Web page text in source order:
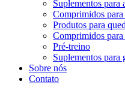
Suplementos para
Comprimidos para
Produtos para
Comprimidos
Pré-treino
Suplementos para
Sobre nós
Contato